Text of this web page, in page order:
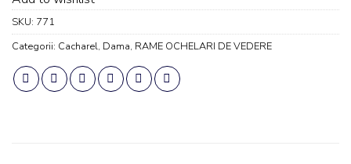
SKU: 771
Categorii: Cacharel, Dama, RAME OCHELARI DE VEDERE